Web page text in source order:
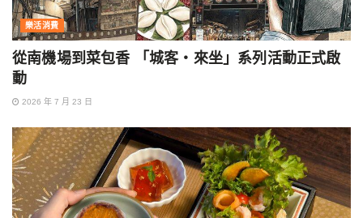
樂活消費
從南機場到菜包香 「城客・來坐」系列活動正式啟
動
2026 年 7 月 23 日